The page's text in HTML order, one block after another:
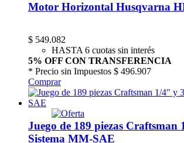
Motor Horizontal Husqvarna
$ 549.082
HASTA 6 cuotas sin interés
5% OFF CON TRANSFERENCIA
* Precio sin Impuestos $ 496.907
Comprar
Juego de 189 piezas
Sistema MM-SAE